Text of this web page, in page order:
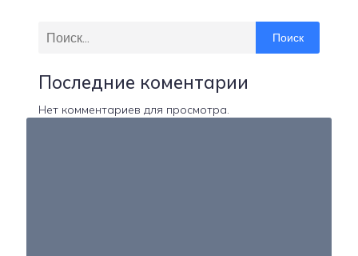
Поиск
Последние коментарии
Нет комментариев для просмотра.